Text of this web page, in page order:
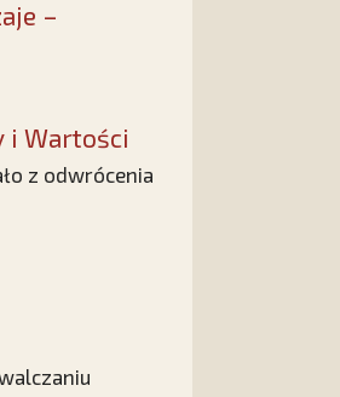
–
i Wartości
z odwrócenia